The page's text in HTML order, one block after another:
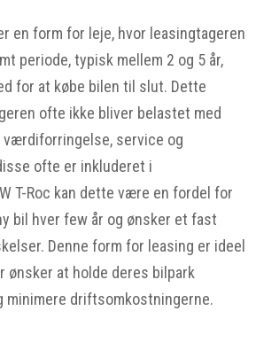
en form for leje, hvor leasingtageren
periode, typisk mellem 2 og 5 år,
for at købe bilen til slut. Dette
ofte ikke bliver belastet med
værdiforringelse, service og
ofte er inkluderet i
T-Roc kan dette være en fordel for
bil hver few år og ønsker et fast
Denne form for leasing er ideel
ønsker at holde deres bilpark
minimere driftsomkostningerne.